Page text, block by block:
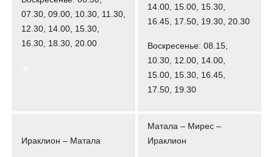
07.30, 09.00, 10.30, 11.30,
12.30, 14.00, 15.30,
16.30, 18.30, 20.00
14.00, 15.00, 15.30,
16.45, 17.50, 19.30, 20.30
Воскресенье: 08.15,
10.30, 12.00, 14.00,
15.00, 15.30, 16.45,
17.50, 19.30
Ираклион – Матала
Матала – Мирес –
Ираклион